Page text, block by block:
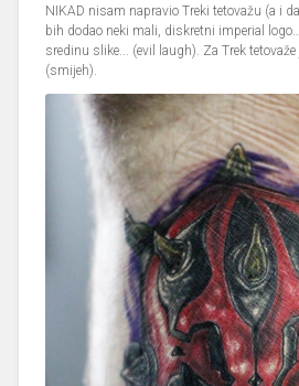
NIKAD nisam napravio Treki tetovažu (a i
bih dodao neki mali, diskretni imperial
sredinu slike... (evil laugh). Za Trek tetovaže
(smijeh).